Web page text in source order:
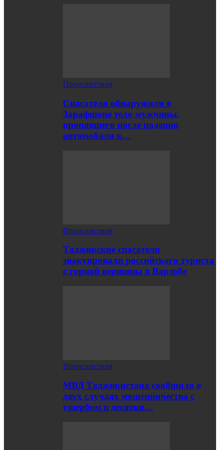
Происшествия
Спасатели обнаружили в
Зарафшоне тело мужчины,
пропавшего после падения
автомобиля в…
Происшествия
Таджикские спасатели
эвакуировали российского туриста
с горной вершины в Варзобе
Происшествия
МВД Таджикистана сообщило о
двух случаях мошенничества с
ущербом в десятки…